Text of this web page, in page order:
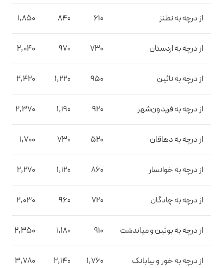
از درچه به نطنز 610
840
1,850
از درچه به اردستان 730
970
2,040
از درچه به نائین 950
1,220
2,420
از درچه به فریدون‌شهر 920
1,190
2,370
از درچه به دهاقان 520
730
1,700
از درچه به خوانسار 860
1,120
2,270
از درچه به چادگان 720
960
2,030
از درچه به بوئین و میاندشت 910
1,180
2,350
از درچه به خور و بیابانک 1,760
2,140
3,780